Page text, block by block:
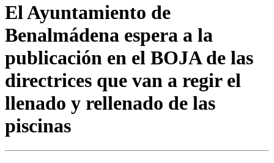
El Ayuntamiento de
Benalmádena espera a la
publicación en el BOJA de las
directrices que van a regir el
llenado y rellenado de las
piscinas